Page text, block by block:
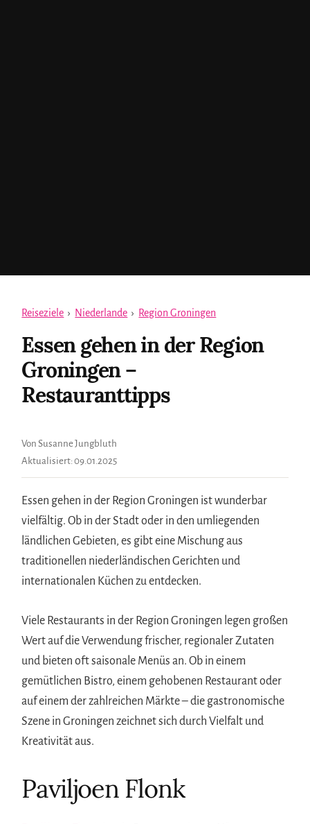
Reiseziele › Niederlande › Region Groningen
Essen gehen in der Region
Groningen –
Restauranttipps
Von Susanne Jungbluth
Aktualisiert:09.01.2025
Essen gehen in der Region Groningen ist wunderbar
vielfältig. Ob in der Stadt oder in den umliegenden
ländlichen Gebieten, es gibt eine Mischung aus
traditionellen niederländischen Gerichten und
internationalen Küchen zu entdecken.
Viele Restaurants in der Region Groningen legen großen
Wert auf die Verwendung frischer, regionaler Zutaten
und bieten oft saisonale Menüs an. Ob in einem
gemütlichen Bistro, einem gehobenen Restaurant oder
auf einem der zahlreichen Märkte – die gastronomische
Szene in Groningen zeichnet sich durch Vielfalt und
Kreativität aus.
Paviljoen Flonk